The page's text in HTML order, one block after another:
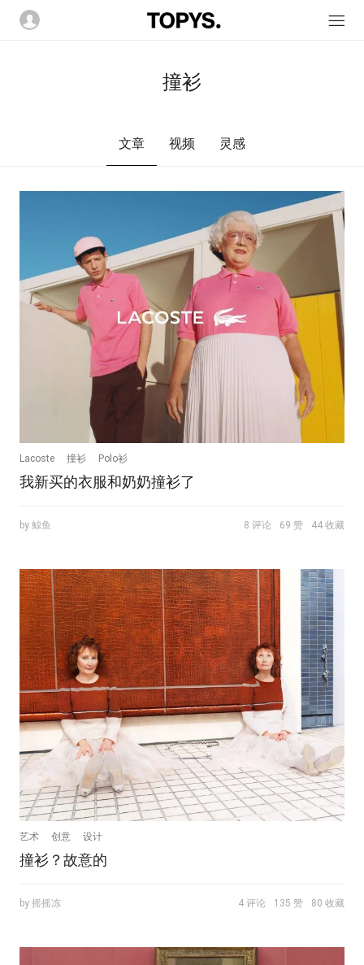
撞衫
文章 视频 灵感
Lacoste 撞衫 Polo衫
我新买的衣服和奶奶撞衫了
by 鲸鱼 8 评论 69 赞 44 收藏
艺术 创意 设计
撞衫？故意的
by 摇摇冻 4 评论 135 赞 80 收藏